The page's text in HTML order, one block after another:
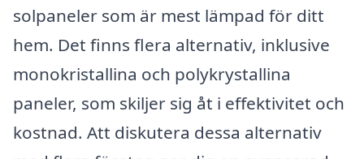
solpaneler som är mest lämpad för ditt
hem. Det finns flera alternativ, inklusive
monokristallina och polykrystallina
paneler, som skiljer sig åt i effektivitet och
kostnad. Att diskutera dessa alternativ